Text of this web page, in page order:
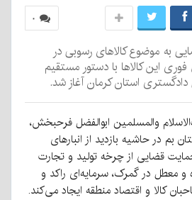
۰
به موضوع کالاهای رسوبی در
این کالاها با دستور مستقیم
استان کرمان آغاز شد.
والمسلمین ابوالفضل فرحبخش،
در حاشیه بازدید از انبارهای
قضایی از چرخه تولید و تجارت
و معطل در گمرک، سرمایه‌ای راکد و
کالا و اقتصاد منطقه ایجاد می‌کند.